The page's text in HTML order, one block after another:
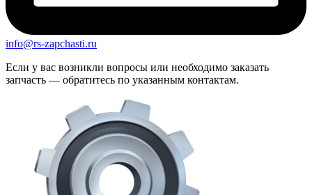
info@rs-zapchasti.ru
Если у вас возникли вопросы или необходимо заказать
запчасть — обратитесь по указанным контактам.